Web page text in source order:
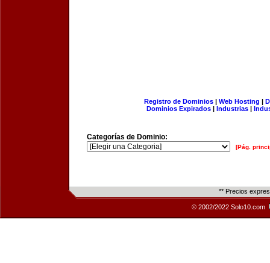
Registro de Dominios| Web Hosting |
Dominios Expirados | Industrias |
Categorías de Dominio:
[Pág.
** Precios
© 2002/2022 Solo10.com